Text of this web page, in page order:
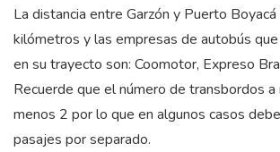
La distancia entre Garzón y Puerto
kilómetros y las empresas de autobús
en su trayecto son: Coomotor, Expreso
Recuerde que el número de transbordos a
menos 2 por lo que en algunos casos
pasajes por separado.